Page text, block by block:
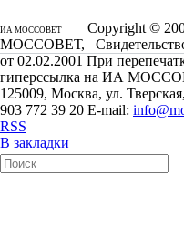
ИА МОССОВЕТ
Copyright ©
МОССОВЕТ,
от 02.02.2001 При
гиперссылка на ИА
125009, Москва, ул.
903 772 39 20 E-mail:
RSS
В закладки